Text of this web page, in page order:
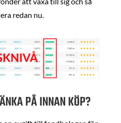
redan nu.
PÅ INNAN KÖP?